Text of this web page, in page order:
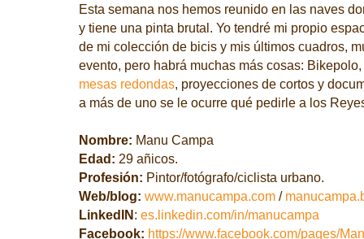
Esta semana nos hemos reunido en las naves
y tiene una pinta brutal. Yo tendré mi propio
de mi colección de bicis y mis últimos cuadros,
evento, pero habrá muchas más cosas:
mesas redondas, proyecciones de cortos y
a más de uno se le ocurre qué pedirle a los
Nombre: Manu Campa
Edad: 29 añicos.
Profesión: Pintor/fotógrafo/ciclista urbano.
Web/blog: www.manucampa.com /
LinkedIN: es.linkedin.com/in/manucampa
Facebook: https://www.facebook.com/pages/